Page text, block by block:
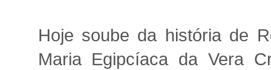
Hoje soube da história de
Maria Egipcíaca da Vera